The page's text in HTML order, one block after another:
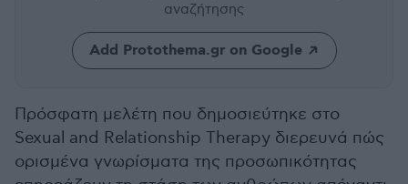
αναζήτησης
Add Protothema.gr on Google
Πρόσφατη μελέτη που δημοσιεύτηκε στο
Sexual and Relationship Therapy διερευνά πώς
ορισμένα γνωρίσματα της προσωπικότητας